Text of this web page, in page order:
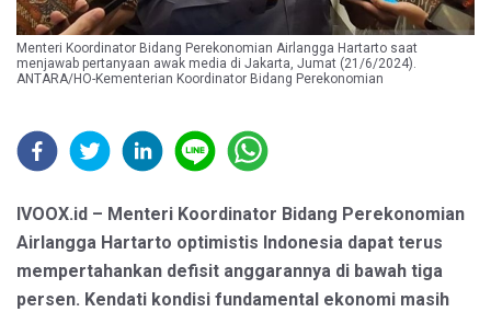
Menteri Koordinator Bidang Perekonomian Airlangga Hartarto saat
menjawab pertanyaan awak media di Jakarta, Jumat (21/6/2024).
ANTARA/HO-Kementerian Koordinator Bidang Perekonomian
IVOOX.id – Menteri Koordinator Bidang Perekonomian
Airlangga Hartarto optimistis Indonesia dapat terus
mempertahankan defisit anggarannya di bawah tiga
persen. Kendati kondisi fundamental ekonomi masih